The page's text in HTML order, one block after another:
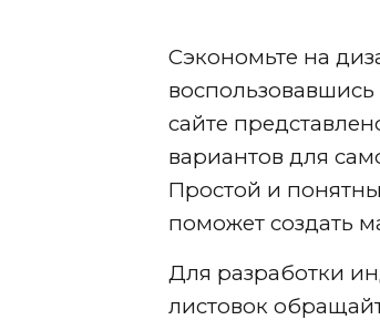
Сэкономьте на
сайте
вариантов для
Простой и
поможет создать
Для разработки
листовок